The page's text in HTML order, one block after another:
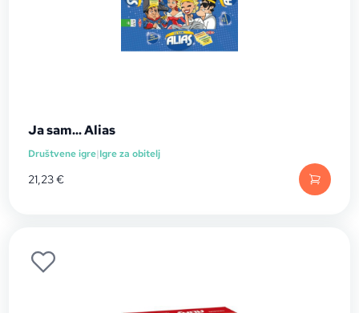
Ja sam... Alias
Društvene igre|Igre za obitelj
21,23€